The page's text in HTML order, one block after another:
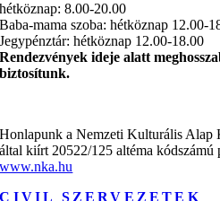
hétköznap: 8.00-20.00
Baba-mama szoba: hétköznap 12.00-
Jegypénztár: hétköznap 12.00-18.00
Rendezvények ideje alatt
biztosítunk.
Honlapunk a Nemzeti Kulturális Alap
által kiírt 20522/125 altéma kódszámú
www.nka.hu
CIVIL SZERVEZETEK